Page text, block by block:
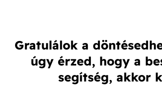
Gratulálok a
úgy érzed, hogy a
segítség, akkor